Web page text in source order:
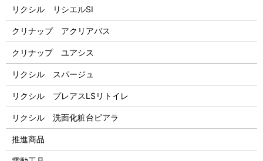
リクシル リシエルSI
クリナップ アクリアバス
クリナップ ユアシス
リクシル スパージュ
リクシル プレアスLSリトイレ
リクシル 洗面化粧台ピアラ
推進商品